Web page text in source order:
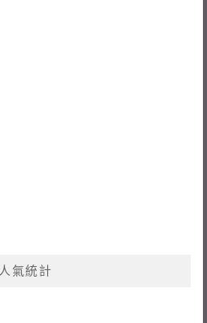
人氣統計